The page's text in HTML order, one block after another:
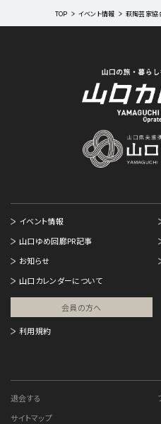
TOP イベント情報 萩陶芸家協
イベント情報
山口ゆめ回廊PR記事
お知らせ
山口カレンダーについて
会員の方へ
利用規約
退会する
サイトマップ